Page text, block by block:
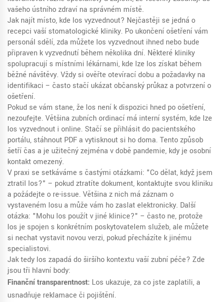
vašeho ústního zdraví na správném místě.
Jak najít místo, kde los vyzvednout? Nejčastěji se jedná o
recepci vaší stomatologické kliniky. Po ukončení ošetření vám
personál sdělí, zda můžete los vyzvednout ihned nebo bude
připraven k vyzvednutí během několika dní. Některé kliniky
spolupracují s místními lékárnami, kde lze los získat během
běžné návštěvy. Vždy si ověřte otevírací dobu a požadavky na
identifikaci – často stačí ukázat občanský průkaz a potvrzení o
ošetření.
Pokud se vám stane, že los není k dispozici hned po ošetření,
nezoufejte. Většina zubních ordinací má interní systém, kde lze
los vyzvednout i online. Stačí se přihlásit do pacientského
portálu, stáhnout PDF a vytisknout si ho doma. Tento způsob
šetří čas a je užitečný zejména v době pandemie, kdy je osobní
kontakt omezený.
V praxi se setkáváme s častými otázkami: "Co dělat, když jsem
ztratil los?" – pokud ztratíte dokument, kontaktujte svou kliniku
a požádejte o re-issue. Většina z nich má záznam o
vystaveném losu a může vám ho zaslat elektronicky. Další
otázka: "Mohu los použít v jiné klinice?" – často ne, protože
los je spojen s konkrétním poskytovatelem služeb, ale můžete
si nechat vystavit novou verzi, pokud přecházíte k jinému
specialistovi.
Jak tedy los zapadá do širšího kontextu vaší zubní péče? Zde
jsou tři hlavní body:
Finanční transparentnost: Los ukazuje, za co jste zaplatili, a
usnadňuje reklamace či pojištění.